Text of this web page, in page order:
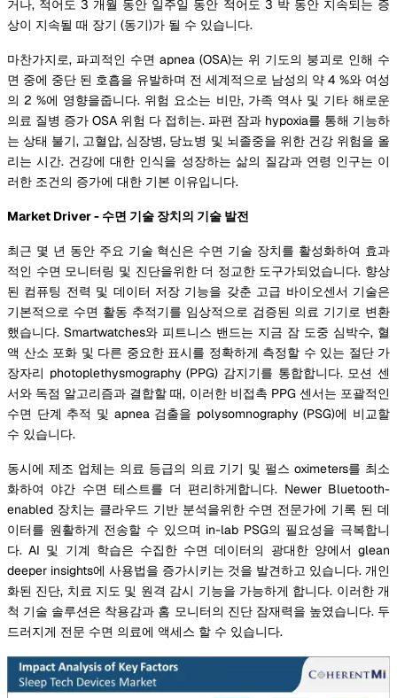
거나, 적어도 3 개월 동안 일주일 동안 적어도 3 박 동안 지속되는 증
상이 지속될 때 장기 (동기)가 될 수 있습니다.
마찬가지로, 파괴적인 수면 apnea (OSA)는 위 기도의 붕괴로 인해 수
면 중에 중단 된 호흡을 유발하며 전 세계적으로 남성의 약 4 %와 여성
의 2 %에 영향을줍니다. 위험 요소는 비만, 가족 역사 및 기타 해로운
의료 질병 증가 OSA 위험 다 접히는. 파편 잠과 hypoxia를 통해 기능하
는 상태 불기, 고혈압, 심장병, 당뇨병 및 뇌졸중을 위한 건강 위험을 올
리는 시간. 건강에 대한 인식을 성장하는 삶의 질감과 연령 인구는 이
러한 조건의 증가에 대한 기본 이유입니다.
Market Driver - 수면 기술 장치의 기술 발전
최근 몇 년 동안 주요 기술 혁신은 수면 기술 장치를 활성화하여 효과
적인 수면 모니터링 및 진단을위한 더 정교한 도구가되었습니다. 향상
된 컴퓨팅 전력 및 데이터 저장 기능을 갖춘 고급 바이오센서 기술은
기본적으로 수면 활동 추적기를 임상적으로 검증된 의료 기기로 변환
했습니다. Smartwatches와 피트니스 밴드는 지금 잠 도중 심박수, 혈
액 산소 포화 및 다른 중요한 표시를 정확하게 측정할 수 있는 절단 가
장자리 photoplethysmography (PPG) 감지기를 통합합니다. 모션 센
서와 독점 알고리즘과 결합할 때, 이러한 비접촉 PPG 센서는 포괄적인
수면 단계 추적 및 apnea 검출을 polysomnography (PSG)에 비교할
수 있습니다.
동시에 제조 업체는 의료 등급의 의료 기기 및 펄스 oximeters를 최소
화하여 야간 수면 테스트를 더 편리하게합니다. Newer Bluetooth-
enabled 장치는 클라우드 기반 분석을위한 수면 전문가에 기록 된 데
이터를 원활하게 전송할 수 있으며 in-lab PSG의 필요성을 극복합니
다. AI 및 기계 학습은 수집한 수면 데이터의 광대한 양에서 glean
deeper insights에 사용법을 증가시키는 것을 발견하고 있습니다. 개인
화된 진단, 치료 지도 및 원격 감시 기능을 가능하게 합니다. 이러한 개
척 기술 솔루션은 착용감과 홈 모니터의 진단 잠재력을 높였습니다. 두
드러지게 전문 수면 의료에 액세스 할 수 있습니다.